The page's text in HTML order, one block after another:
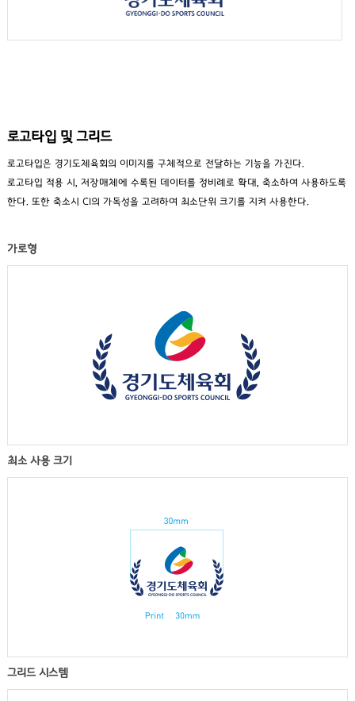
로고타입 및 그리드
로고타입은 경기도체육회의 이미지를 구체적으로 전달하는 기능을 가진다.
로고타입 적용 시, 저장매체에 수록된 데이터를 정비례로 확대, 축소하여 사용하도록
한다. 또한 축소시 CI의 가독성을 고려하여 최소단위 크기를 지켜 사용한다.
가로형
최소 사용 크기
그리드 시스템